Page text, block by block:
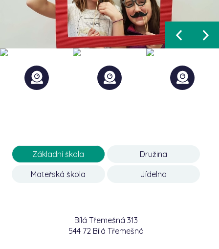
Základní škola Družina
Mateřská škola Jídelna
Bílá Třemešná 313
544 72 Bílá Třemešná